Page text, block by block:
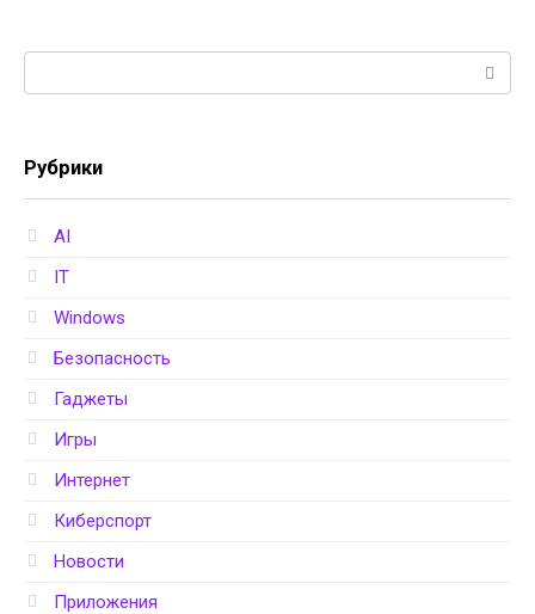
Рубрики
AI
IT
Windows
Безопасность
Гаджеты
Игры
Интернет
Киберспорт
Новости
Приложения